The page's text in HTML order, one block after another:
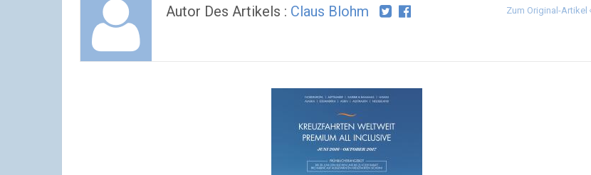
Autor Des Artikels : Claus Blohm Zum Original-Artikel